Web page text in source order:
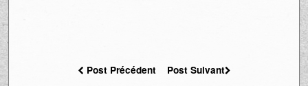
Post Précédent Post Suivant